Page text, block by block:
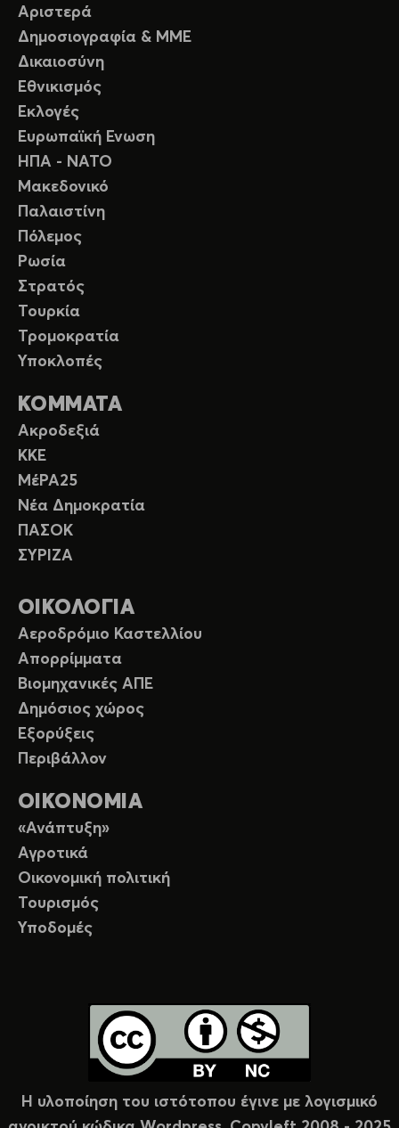
Αριστερά
Δημοσιογραφία & ΜΜΕ
Δικαιοσύνη
Εθνικισμός
Εκλογές
Ευρωπαϊκή Ενωση
ΗΠΑ - ΝΑΤΟ
Μακεδονικό
Παλαιστίνη
Πόλεμος
Ρωσία
Στρατός
Τουρκία
Τρομοκρατία
Υποκλοπές
ΚΟΜΜΑΤΑ
Ακροδεξιά
ΚΚΕ
ΜέΡΑ25
Νέα Δημοκρατία
ΠΑΣΟΚ
ΣΥΡΙΖΑ
ΟΙΚΟΛΟΓΙΑ
Αεροδρόμιο Καστελλίου
Απορρίμματα
Βιομηχανικές ΑΠΕ
Δημόσιος χώρος
Εξορύξεις
Περιβάλλον
ΟΙΚΟΝΟΜΙΑ
«Ανάπτυξη»
Αγροτικά
Οικονομική πολιτική
Τουρισμός
Υποδομές
Η υλοποίηση του ιστότοπου έγινε με λογισμικό